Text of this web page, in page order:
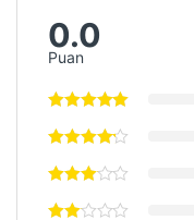
0.0
Puan